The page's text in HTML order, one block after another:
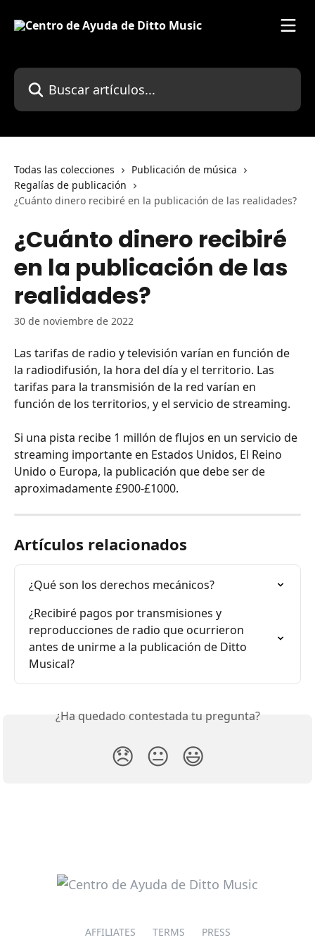
Buscar artículos...
Todas las colecciones
Publicación de música
Regalías de publicación
¿Cuánto dinero recibiré en la publicación de las realidades?
¿Cuánto dinero recibiré
en la publicación de las
realidades?
30 de noviembre de 2022
Las tarifas de radio y televisión varían en función de
la radiodifusión, la hora del día y el territorio. Las
tarifas para la transmisión de la red varían en
función de los territorios, y el servicio de streaming.
Si una pista recibe 1 millón de flujos en un servicio de
streaming importante en Estados Unidos, El Reino
Unido o Europa, la publicación que debe ser de
aproximadamente £900-£1000.
Artículos relacionados
¿Qué son los derechos mecánicos?
¿Recibiré pagos por transmisiones y
reproducciones de radio que ocurrieron
antes de unirme a la publicación de Ditto
Musical?
¿Ha quedado contestada tu pregunta?
😞 😐 😃
AFFILIATES TERMS PRESS